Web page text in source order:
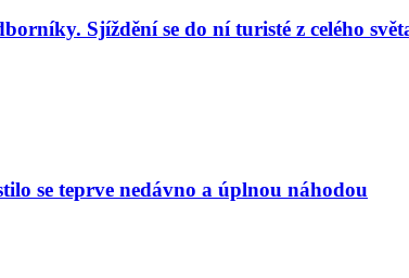
Sjíždění se do ní turisté z celého
se teprve nedávno a úplnou náhodou